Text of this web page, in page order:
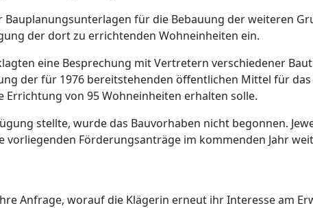
für die Bebauung der weiteren
der dort zu errichtenden Wohneinheiten ein.
eine Besprechung mit Vertretern verschiedener
der für 1976 bereitstehenden öffentlichen Mittel für
von 95 Wohneinheiten erhalten solle.
stellte, wurde das Bauvorhaben nicht begonnen.
vorliegenden Förderungsanträge im kommenden Jahr
Anfrage, worauf die Klägerin erneut ihr Interesse am